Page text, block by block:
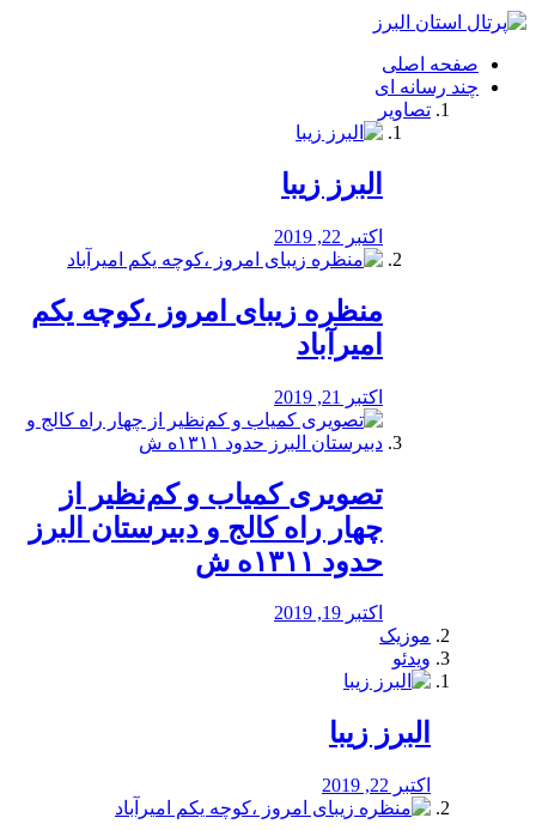
فصد
شرق
تهران
خشکشویی
صفحه اصلی
چند رسانه ای
تصاویر
البرز زیبا
اکتبر 22, 2019
منظره‌‌ زیبای امروز ،کوچه یکم
امیرآباد
اکتبر 21, 2019
️تصویری کمیاب و کم‌نظیر از
چهار راه كالج و دبيرستان البرز
حدود ۱۳۱۱ه ش
اکتبر 19, 2019
موزیک
ویدئو
البرز زیبا
اکتبر 22, 2019